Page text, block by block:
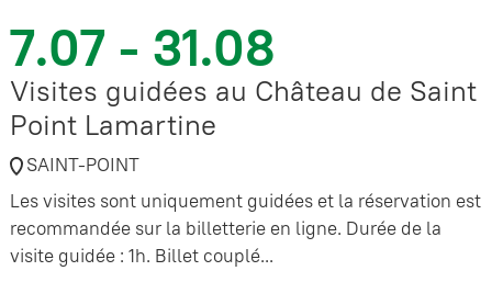
7.07 - 31.08
Visites guidées au Château de Saint
Point Lamartine
SAINT-POINT
Les visites sont uniquement guidées et la réservation est
recommandée sur la billetterie en ligne. Durée de la
visite guidée : 1h. Billet couplé...